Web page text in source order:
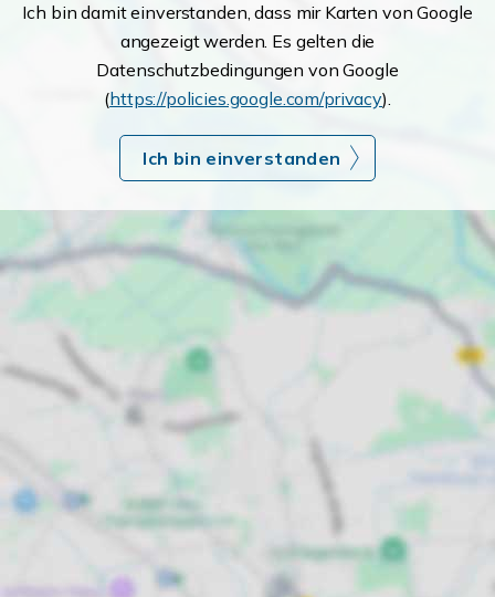
Ich bin damit einverstanden, dass mir Karten von Google
angezeigt werden. Es gelten die
Datenschutzbedingungen von Google
(https://policies.google.com/privacy).
Ich bin einverstanden